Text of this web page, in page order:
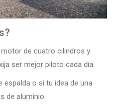
de cuatro cilindros y
ser mejor piloto cada día.
espalda o si tu idea de una
de aluminio.